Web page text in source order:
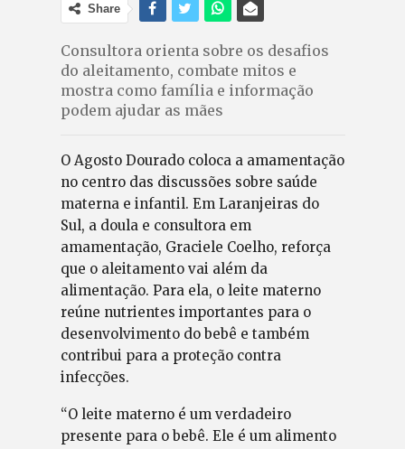
Share
Consultora orienta sobre os desafios
do aleitamento, combate mitos e
mostra como família e informação
podem ajudar as mães
O Agosto Dourado coloca a amamentação
no centro das discussões sobre saúde
materna e infantil. Em Laranjeiras do
Sul, a doula e consultora em
amamentação, Graciele Coelho, reforça
que o aleitamento vai além da
alimentação. Para ela, o leite materno
reúne nutrientes importantes para o
desenvolvimento do bebê e também
contribui para a proteção contra
infecções.
“O leite materno é um verdadeiro
presente para o bebê. Ele é um alimento